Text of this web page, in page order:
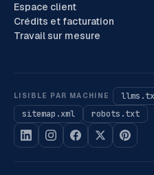
Espace client
Crédits et facturation
Travail sur mesure
LISIBLE PAR MACHINE
sitemap.xml
robots.txt